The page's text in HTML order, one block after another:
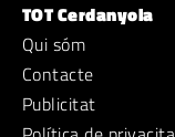
TOT Cerdanyola
Qui sóm
Contacte
Publicitat